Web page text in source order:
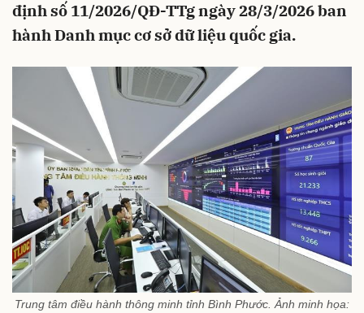
định số 11/2026/QĐ-TTg ngày 28/3/2026 ban
hành Danh mục cơ sở dữ liệu quốc gia.
Trung tâm điều hành thông minh tỉnh Bình Phước. Ảnh minh họa:
Hủy Gửi